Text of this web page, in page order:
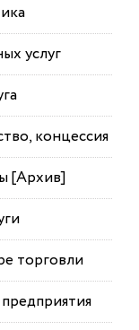
услуг
концессия
[Архив]
торговли